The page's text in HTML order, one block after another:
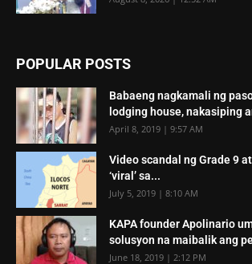
POPULAR POSTS
Babaeng nagkamali ng
lodging house, nakasiping
April 8, 2019 | 9:57 AM
Video scandal ng Grade 9
‘viral’ sa...
July 5, 2019 | 8:10 AM
KAPA founder Apolinario
solusyon na maibalik ang
June 18, 2019 | 2:12 PM